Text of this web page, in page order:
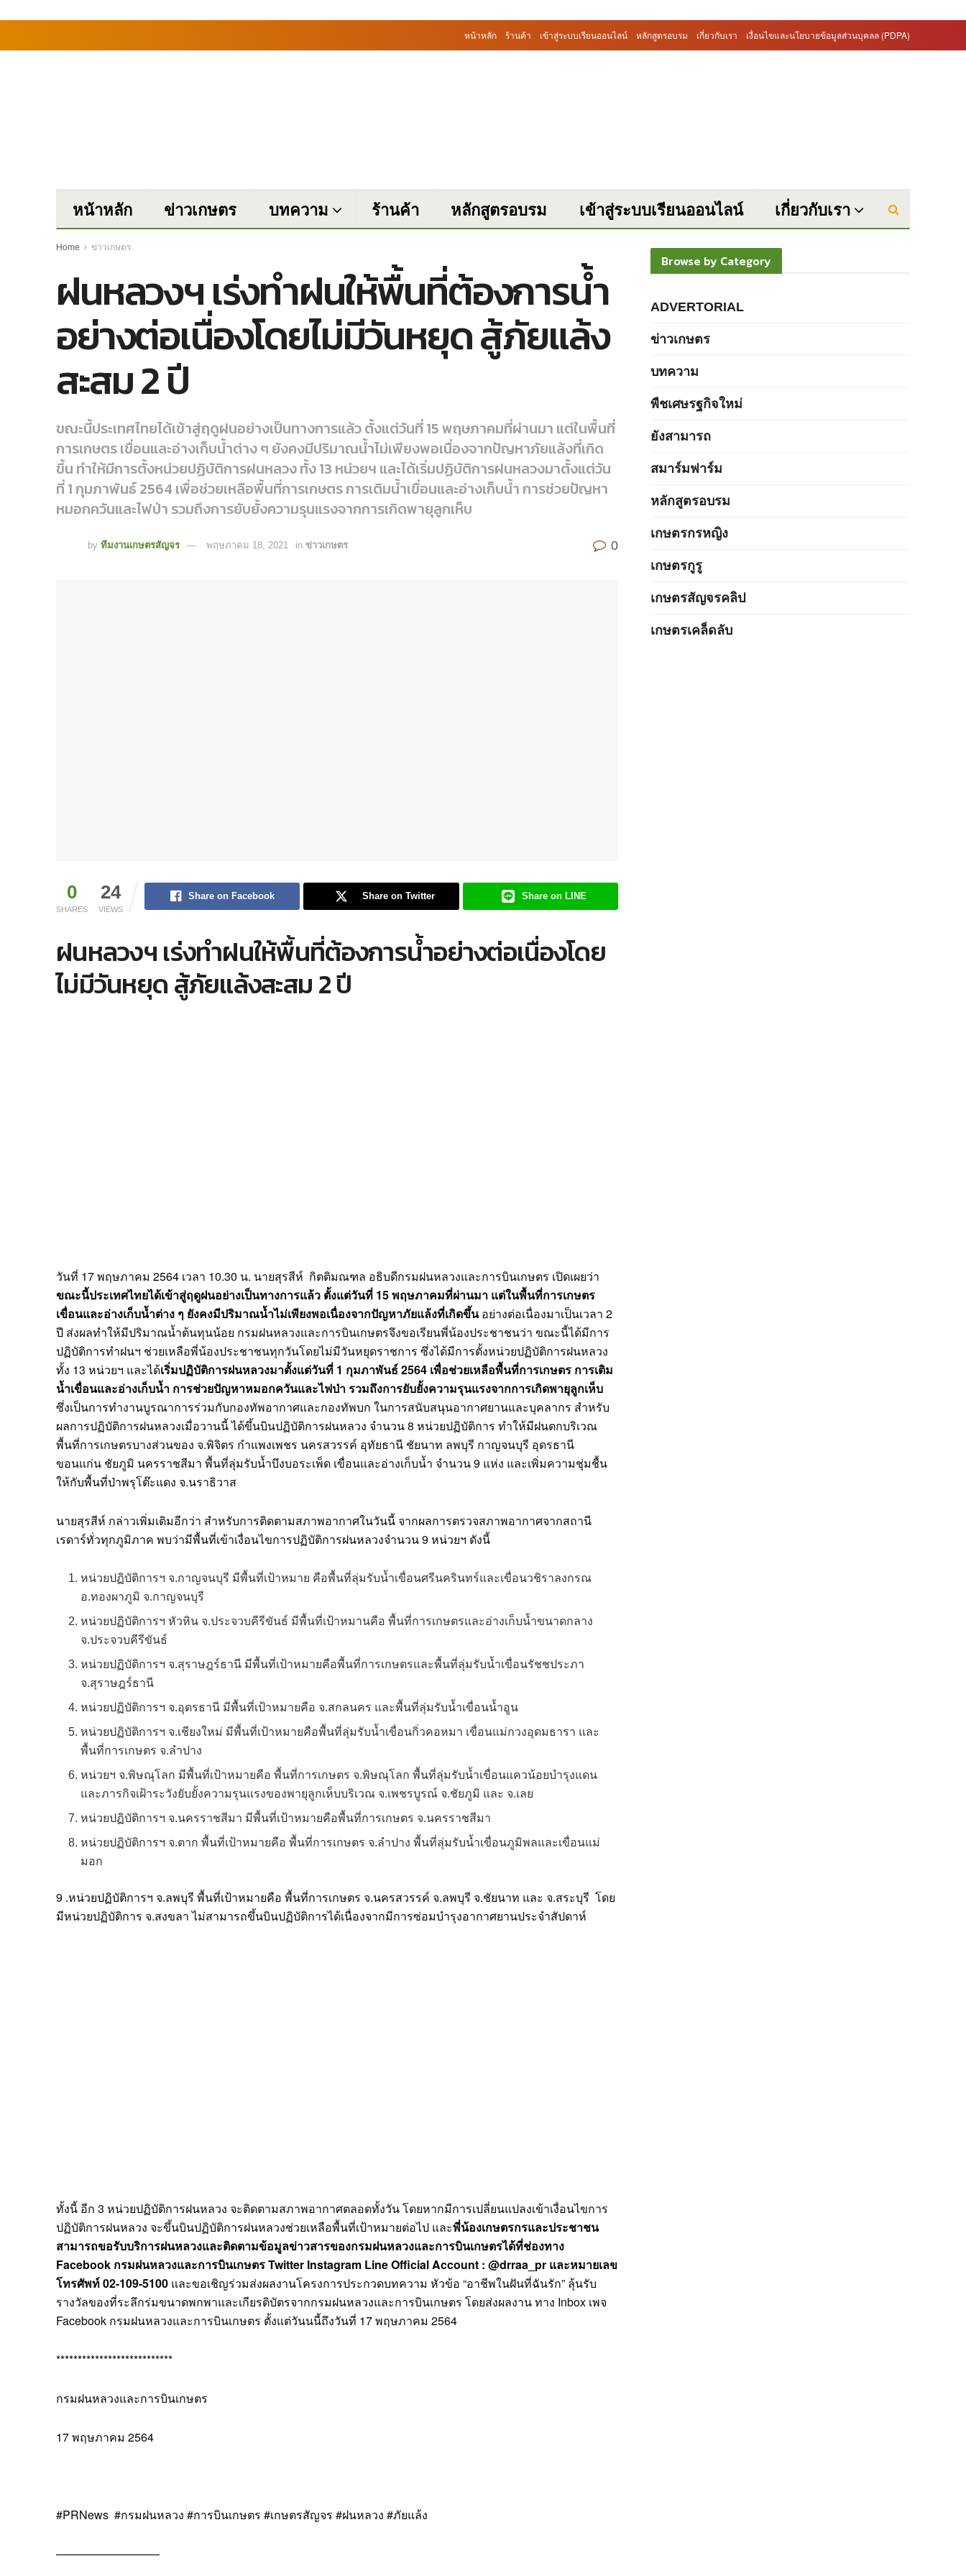
หน้าหลัก ร้านค้า เข้าสู่ระบบเรียนออนไลน์ หลักสูตรอบรม เกี่ยวกับเรา เงื่อนไขและนโยบายข้อมูลส่วนบุคลล (PDPA)
หน้าหลัก ข่าวเกษตร บทความ ร้านค้า หลักสูตรอบรม เข้าสู่ระบบเรียนออนไลน์ เกี่ยวกับเรา
Home ข่าวเกษตร
ฝนหลวงฯ เร่งทำฝนให้พื้นที่ต้องการน้ำ
อย่างต่อเนื่องโดยไม่มีวันหยุด สู้ภัยแล้ง
สะสม 2 ปี
ขณะนี้ประเทศไทยได้เข้าสู่ฤดูฝนอย่างเป็นทางการแล้ว ตั้งแต่วันที่ 15 พฤษภาคมที่ผ่านมา แต่ในพื้นที่
การเกษตร เขื่อนและอ่างเก็บน้ำต่าง ๆ ยังคงมีปริมาณน้ำไม่เพียงพอเนื่องจากปัญหาภัยแล้งที่เกิด
ขึ้น ทำให้มีการตั้งหน่วยปฏิบัติการฝนหลวง ทั้ง 13 หน่วยฯ และได้เริ่มปฏิบัติการฝนหลวงมาตั้งแต่วัน
ที่ 1 กุมภาพันธ์ 2564 เพื่อช่วยเหลือพื้นที่การเกษตร การเติมน้ำเขื่อนและอ่างเก็บน้ำ การช่วยปัญหา
หมอกควันและไฟป่า รวมถึงการยับยั้งความรุนแรงจากการเกิดพายุลูกเห็บ
by ทีมงานเกษตรสัญจร พฤษภาคม 18, 2021 in ข่าวเกษตร 0
0
SHARES
24
VIEWS
Share on Facebook Share on Twitter Share on LINE
ฝนหลวงฯ เร่งทำฝนให้พื้นที่ต้องการน้ำอย่างต่อเนื่องโดย
ไม่มีวันหยุด สู้ภัยแล้งสะสม 2 ปี
วันที่ 17 พฤษภาคม 2564 เวลา 10.30 น. นายสุรสีห์ กิตติมณฑล อธิบดีกรมฝนหลวงและการบินเกษตร เปิดเผยว่า
ขณะนี้ประเทศไทยได้เข้าสู่ฤดูฝนอย่างเป็นทางการแล้ว ตั้งแต่วันที่ 15 พฤษภาคมที่ผ่านมา แต่ในพื้นที่การเกษตร
เขื่อนและอ่างเก็บน้ำต่าง ๆ ยังคงมีปริมาณน้ำไม่เพียงพอเนื่องจากปัญหาภัยแล้งที่เกิดขึ้นอย่างต่อเนื่องมาเป็นเวลา 2
ปี ส่งผลทำให้มีปริมาณน้ำต้นทุนน้อย กรมฝนหลวงและการบินเกษตรจึงขอเรียนพี่น้องประชาชนว่า ขณะนี้ได้มีการ
ปฏิบัติการทำฝนฯ ช่วยเหลือพี่น้องประชาชนทุกวันโดยไม่มีวันหยุดราชการ ซึ่งได้มีการตั้งหน่วยปฏิบัติการฝนหลวง
ทั้ง 13 หน่วยฯ และได้เริ่มปฏิบัติการฝนหลวงมาตั้งแต่วันที่ 1 กุมภาพันธ์ 2564 เพื่อช่วยเหลือพื้นที่การเกษตร การเติม
น้ำเขื่อนและอ่างเก็บน้ำ การช่วยปัญหาหมอกควันและไฟป่า รวมถึงการยับยั้งความรุนแรงจากการเกิดพายุลูกเห็บ
ซึ่งเป็นการทำงานบูรณาการร่วมกับกองทัพอากาศและกองทัพบก ในการสนับสนุนอากาศยานและบุคลากร สำหรับ
ผลการปฏิบัติการฝนหลวงเมื่อวานนี้ ได้ขึ้นบินปฏิบัติการฝนหลวง จำนวน 8 หน่วยปฏิบัติการ ทำให้มีฝนตกบริเวณ
พื้นที่การเกษตรบางส่วนของ จ.พิจิตร กำแพงเพชร นครสวรรค์ อุทัยธานี ชัยนาท ลพบุรี กาญจนบุรี อุดรธานี
ขอนแก่น ชัยภูมิ นครราชสีมา พื้นที่ลุ่มรับน้ำบึงบอระเพ็ด เขื่อนและอ่างเก็บน้ำ จำนวน 9 แห่ง และเพิ่มความชุ่มชื้น
ให้กับพื้นที่ป่าพรุโต๊ะแดง จ.นราธิวาส
นายสุรสีห์ กล่าวเพิ่มเติมอีกว่า สำหรับการติดตามสภาพอากาศในวันนี้ จากผลการตรวจสภาพอากาศจากสถานี
เรดาร์ทั่วทุกภูมิภาค พบว่ามีพื้นที่เข้าเงื่อนไขการปฏิบัติการฝนหลวงจำนวน 9 หน่วยฯ ดังนี้
หน่วยปฏิบัติการฯ จ.กาญจนบุรี มีพื้นที่เป้าหมาย คือพื้นที่ลุ่มรับน้ำเขื่อนศรีนครินทร์และเขื่อนวชิราลงกรณ
อ.ทองผาภูมิ จ.กาญจนบุรี
หน่วยปฏิบัติการฯ หัวหิน จ.ประจวบคีรีขันธ์ มีพื้นที่เป้าหมานคือ พื้นที่การเกษตรและอ่างเก็บน้ำขนาดกลาง
จ.ประจวบคีรีขันธ์
หน่วยปฏิบัติการฯ จ.สุราษฎร์ธานี มีพื้นที่เป้าหมายคือพื้นที่การเกษตรและพื้นที่ลุ่มรับน้ำเขื่อนรัชชประภา
จ.สุราษฎร์ธานี
หน่วยปฏิบัติการฯ จ.อุดรธานี มีพื้นที่เป้าหมายคือ จ.สกลนคร และพื้นที่ลุ่มรับน้ำเขื่อนน้ำอูน
หน่วยปฏิบัติการฯ จ.เชียงใหม่ มีพื้นที่เป้าหมายคือพื้นที่ลุ่มรับน้ำเขื่อนกิ่วคอหมา เขื่อนแม่กวงอุดมธารา และ
พื้นที่การเกษตร จ.ลำปาง
หน่วยฯ จ.พิษณุโลก มีพื้นที่เป้าหมายคือ พื้นที่การเกษตร จ.พิษณุโลก พื้นที่ลุ่มรับน้ำเขื่อนแควน้อยบำรุงแดน
และภารกิจเฝ้าระวังยับยั้งความรุนแรงของพายุลูกเห็บบริเวณ จ.เพชรบูรณ์ จ.ชัยภูมิ และ จ.เลย
หน่วยปฏิบัติการฯ จ.นครราชสีมา มีพื้นที่เป้าหมายคือพื้นที่การเกษตร จ.นครราชสีมา
หน่วยปฏิบัติการฯ จ.ตาก พื้นที่เป้าหมายคือ พื้นที่การเกษตร จ.ลำปาง พื้นที่ลุ่มรับน้ำเขื่อนภูมิพลและเขื่อนแม่
มอก
9 .หน่วยปฏิบัติการฯ จ.ลพบุรี พื้นที่เป้าหมายคือ พื้นที่การเกษตร จ.นครสวรรค์ จ.ลพบุรี จ.ชัยนาท และ จ.สระบุรี โดย
มีหน่วยปฏิบัติการ จ.สงขลา ไม่สามารถขึ้นบินปฏิบัติการได้เนื่องจากมีการซ่อมบำรุงอากาศยานประจำสัปดาห์
ทั้งนี้ อีก 3 หน่วยปฏิบัติการฝนหลวง จะติดตามสภาพอากาศตลอดทั้งวัน โดยหากมีการเปลี่ยนแปลงเข้าเงื่อนไขการ
ปฏิบัติการฝนหลวง จะขึ้นบินปฏิบัติการฝนหลวงช่วยเหลือพื้นที่เป้าหมายต่อไป และพี่น้องเกษตรกรและประชาชน
สามารถขอรับบริการฝนหลวงและติดตามข้อมูลข่าวสารของกรมฝนหลวงและการบินเกษตรได้ที่ช่องทาง
Facebook กรมฝนหลวงและการบินเกษตร Twitter Instagram Line Official Account : @drraa_pr และหมายเลข
โทรศัพท์ 02-109-5100 และขอเชิญร่วมส่งผลงานโครงการประกวดบทความ หัวข้อ “อาชีพในฝันที่ฉันรัก” ลุ้นรับ
รางวัลของที่ระลึกร่มขนาดพกพาและเกียรติบัตรจากกรมฝนหลวงและการบินเกษตร โดยส่งผลงาน ทาง Inbox เพจ
Facebook กรมฝนหลวงและการบินเกษตร ตั้งแต่วันนนี้ถึงวันที่ 17 พฤษภาคม 2564
***************************
กรมฝนหลวงและการบินเกษตร
17 พฤษภาคม 2564
#PRNews #กรมฝนหลวง #การบินเกษตร #เกษตรสัญจร #ฝนหลวง #ภัยแล้ง
—————————
Browse by Category
ADVERTORIAL
ข่าวเกษตร
บทความ
พืชเศษรฐกิจใหม่
ยังสามารถ
สมาร์มฟาร์ม
หลักสูตรอบรม
เกษตรกรหญิง
เกษตรกูรู
เกษตรสัญจรคลิป
เกษตรเคล็ดลับ